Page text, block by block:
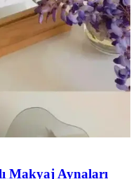
Makyaj Aynaları